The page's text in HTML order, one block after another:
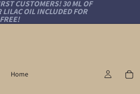
CUSTOMERS! 30 ML OF
OIL INCLUDED FOR
FREE!
Home